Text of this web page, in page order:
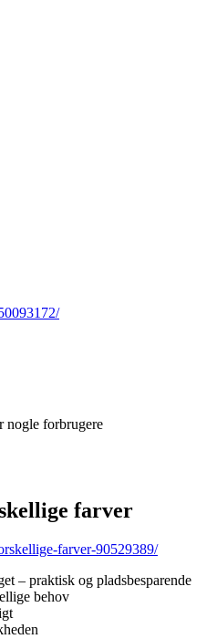
nogle forbrugere
farver
farver-90529389/
– praktisk og pladsbesparende
behov